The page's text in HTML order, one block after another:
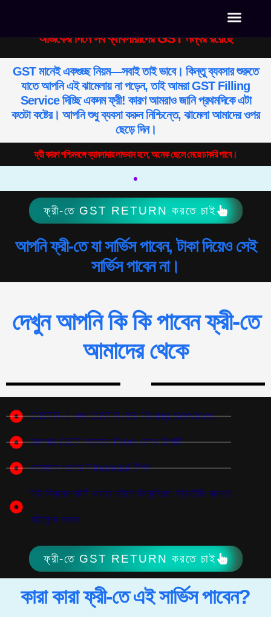
আজকের দিনে সব ব্যাবসায়ীদের GST নম্বর রয়েছে
GST মানেই একগুচ্ছ নিয়ম—সবাই তাই ভাবে। কিন্তু ব্যবসার শুরুতে
যাতে আপনি এই ঝামেলায় না পড়েন, তাই আমরা GST Filling
Service দিচ্ছি একদম ফ্রী! কারণ আমরাও জানি প্রথমদিকে এটা
কতটা কষ্টের। আপনি শুধু ব্যবসা করুন নিশ্চিন্তে, ঝামেলা আমাদের ওপর
ছেড়ে দিন।
ফ্রী কারণ পশ্চিমবঙ্গে ব্যাবসাদার লাভবান হলে, অনেক ছেলে মেয়ে চাকরি পাবে।
ফ্রী-তে GST RETURN করতে চাই
আপনি ফ্রী-তে যা সার্ভিস পাবেন, টাকা দিয়েও সেই
সার্ভিস পাবেন না।
দেখুন আপনি কি কি পাবেন ফ্রী-তে
আমাদের থেকে
GSTR-1 এবং GSTR-3B Filling Services
আপনার GST নম্বরের Free হেলথ রিপোর্ট
যেকোনো ধরণের Financial টিপস
নিউ বিসনেস স্টার্ট করতে চাইলে ফিনান্সিয়াল স্ট্রাটেজি বানাতে
গাইডেন্স পাবেন
ফ্রী-তে GST RETURN করতে চাই
কারা কারা ফ্রী-তে এই সার্ভিস পাবেন?